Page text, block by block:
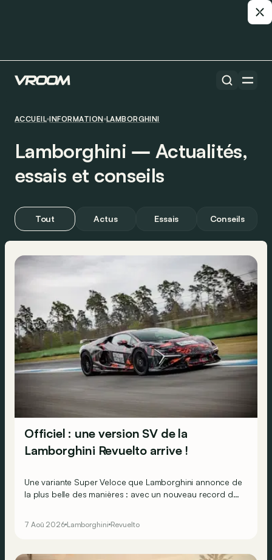
ACCUEIL INFORMATION LAMBORGHINI
Lamborghini ― Actualités,
essais et conseils
Tout Actus Essais Conseils
Officiel : une version SV de la
Lamborghini Revuelto arrive !
Une variante Super Veloce que Lamborghini annonce de
la plus belle des manières : avec un nouveau record du
7 Aoû 2026 Lamborghini Revuelto